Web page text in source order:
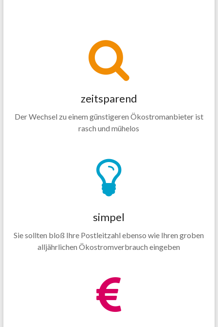
zeitsparend
Der Wechsel zu einem günstigeren Ökostromanbieter ist
rasch und mühelos
simpel
Sie sollten bloß Ihre Postleitzahl ebenso wie Ihren groben
alljährlichen Ökostromverbrauch eingeben